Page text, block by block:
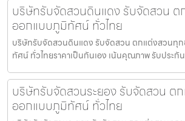
บริษัทรับจัดสวนดินแดง รับจัดสวน ต
ออกแบบภูมิทัศน์ ทั่วไทย
บริษัทรับจัดสวนดินแดง รับจัดสวน ตกแต่งสวนทุ
ทัศน์ ทั่วไทยราคาเป็นกันเอง เน้นคุณภาพ รับประกั
บริษัทรับจัดสวนระยอง รับจัดสวน ต
ออกแบบภูมิทัศน์ ทั่วไทย